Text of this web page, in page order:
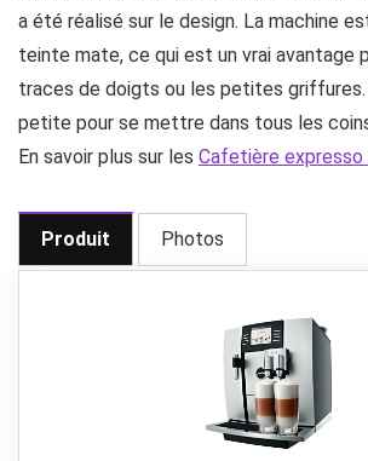
a été réalisé sur le design. La machine
teinte mate, ce qui est un vrai avantage
traces de doigts ou les petites
petite pour se mettre dans tous les
En savoir plus sur les Cafetière expresso
Produit Photos